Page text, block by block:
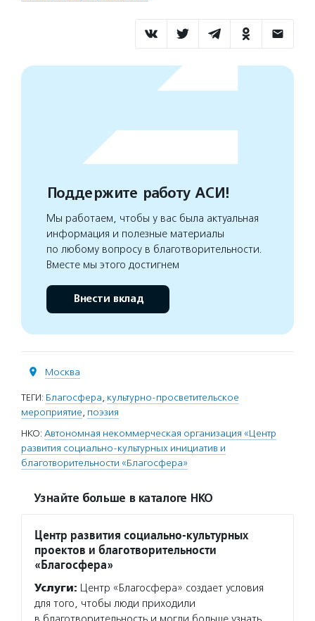
Поддержите работу АСИ!
Мы работаем, чтобы у вас была актуальная
информация и полезные материалы
по любому вопросу в благотворительности.
Вместе мы этого достигнем
Внести вклад
Москва
ТЕГИ: Благосфера, культурно-просветительское
мероприятие, поэзия
НКО: Автономная некоммерческая организация «Центр
развития социально-культурных инициатив и
благотворительности «Благосфера»
Узнайте больше в каталоге НКО
Центр развития социально-культурных
проектов и благотворительности
«Благосфера»
Услуги: Центр «Благосфера» создает условия
для того, чтобы люди приходили